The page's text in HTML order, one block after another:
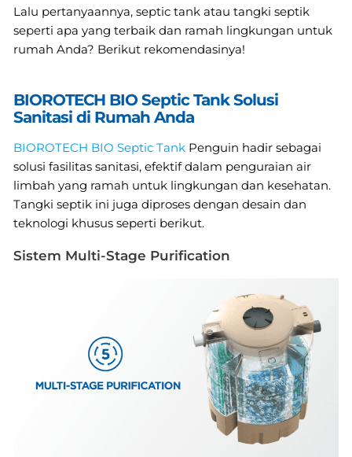
Lalu pertanyaannya, septic tank atau tangki septik
seperti apa yang terbaik dan ramah lingkungan untuk
rumah Anda? Berikut rekomendasinya!
BIOROTECH BIO Septic Tank Solusi
Sanitasi di Rumah Anda
BIOROTECH BIO Septic Tank Penguin hadir sebagai
solusi fasilitas sanitasi, efektif dalam penguraian air
limbah yang ramah untuk lingkungan dan kesehatan.
Tangki septik ini juga diproses dengan desain dan
teknologi khusus seperti berikut.
Sistem Multi-Stage Purification